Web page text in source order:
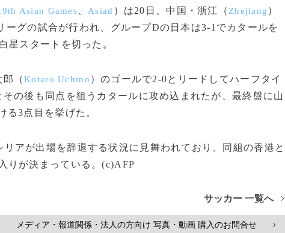
Asian Games Asiad ）は20日、中国・浙江（ Zhejiang ）
ーグの試合が行われ、グループDの日本は3‐1でカタールを
星スタートを切った。
郎（Kotaro Uchino ）のゴールで2‐0とリードしてハーフタイ
の後も同点を狙うカタールに攻め込まれたが、最終盤に山
る3点目を挙げた。
アが出場を辞退する状況に見舞われており、同組の香港と
りが決まっている。(c)AFP
サッカー 一覧へ >
メディア・報道関係・法人の方向け 写真・動画 購入のお問合せ >